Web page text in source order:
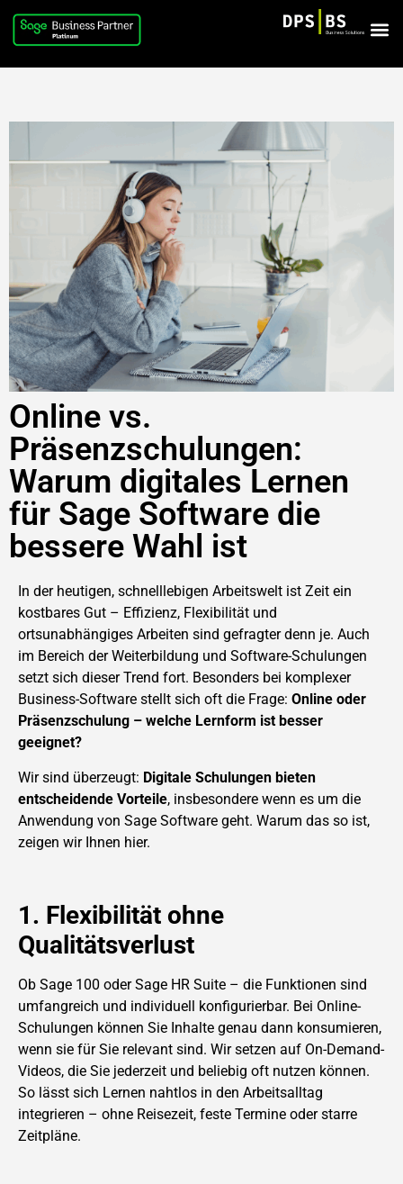
Online vs.
Präsenzschulungen:
Warum digitales Lernen
für Sage Software die
bessere Wahl ist
In der heutigen, schnelllebigen Arbeitswelt ist Zeit ein
kostbares Gut – Effizienz, Flexibilität und
ortsunabhängiges Arbeiten sind gefragter denn je. Auch
im Bereich der Weiterbildung und Software-Schulungen
setzt sich dieser Trend fort. Besonders bei komplexer
Business-Software stellt sich oft die Frage: Online oder
Präsenzschulung – welche Lernform ist besser
geeignet?
Wir sind überzeugt: Digitale Schulungen bieten
entscheidende Vorteile, insbesondere wenn es um die
Anwendung von Sage Software geht. Warum das so ist,
zeigen wir Ihnen hier.
1. Flexibilität ohne
Qualitätsverlust
Ob Sage 100 oder Sage HR Suite – die Funktionen sind
umfangreich und individuell konfigurierbar. Bei Online-
Schulungen können Sie Inhalte genau dann konsumieren,
wenn sie für Sie relevant sind. Wir setzen auf On-Demand-
Videos, die Sie jederzeit und beliebig oft nutzen können.
So lässt sich Lernen nahtlos in den Arbeitsalltag
integrieren – ohne Reisezeit, feste Termine oder starre
Zeitpläne.